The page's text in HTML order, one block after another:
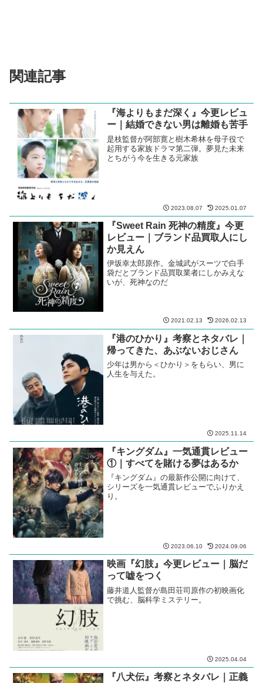
関連記事
『海よりもまだ深く』今更レビュ
ー｜結婚できない男は離婚も苦手
是枝監督が阿部寛と樹木希林を母子役で
起用する家族ドラマ第二弾。夢見た未来
とちがう今を生きる元家族
2023.08.07 2025.01.07
『Sweet Rain 死神の精度』今更
レビュー｜ブランド品買取人にし
か見えん
伊坂幸太郎原作。金城武がスーツで白手
袋だとブランド品買取業者にしかみえな
いが、死神なのだ
2021.02.13 2026.02.13
『港のひかり』考察とネタバレ｜
帰ってきた、あぶないおじさん
少年は男から＜ひかり＞をもらい、男に
人生を与えた。
2025.11.14
『キングダム』一気通貫レビュー
①｜すべてを賭ける夢はあるか
『キングダム』の最新作公開に向けて、
シリーズを一気通貫レビューでふりかえ
り。
2023.06.10 2024.09.06
映画『幻肢』今更レビュー｜脳だ
って嘘をつく
藤井道人監督が島田荘司原作の初映画化
で挑む、脳科学ミステリー。
2025.04.04
『八犬伝』考察とネタバレ｜正義